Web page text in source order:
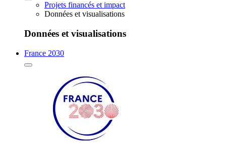
Projets financés et impact
Données et visualisations
Données et visualisations
France 2030